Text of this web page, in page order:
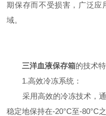
期保存而不受损害，广泛应
域。
三洋血液保存箱的技术特
1.高效冷冻系统：
采用高效的冷冻技术，通
稳定地保持在-20°C至-80°C